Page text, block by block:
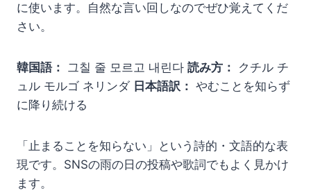
に使います。自然な言い回しなのでぜひ覚えてくだ
さい。
韓国語： 그칠 줄 모르고 내린다 読み方：
クチル チ
ュル モルゴ ネリンダ 日本語訳： やむことを知らず
に降り続ける
「止まることを知らない」という詩的・文語的な表
現です。SNSの雨の日の投稿や歌詞でもよく見かけ
ます。